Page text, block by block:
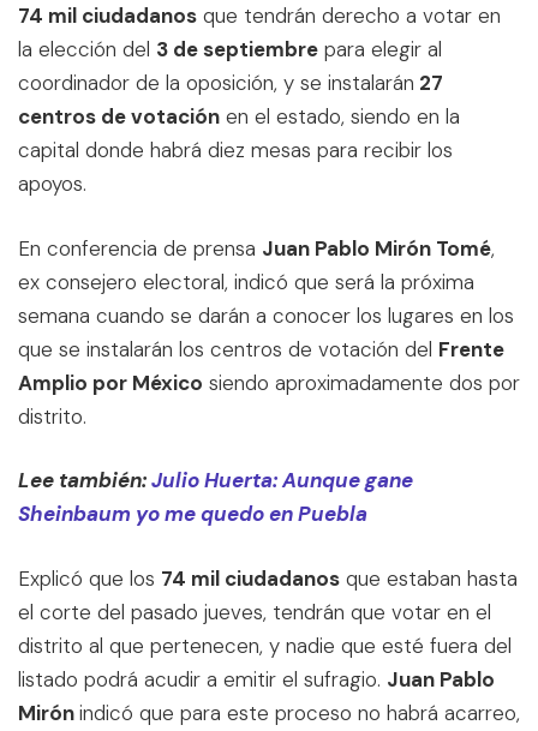
74 mil ciudadanos que tendrán derecho a votar en
la elección del 3 de septiembre para elegir al
coordinador de la oposición, y se instalarán 27
centros de votación en el estado, siendo en la
capital donde habrá diez mesas para recibir los
apoyos.
En conferencia de prensa Juan Pablo Mirón Tomé,
ex consejero electoral, indicó que será la próxima
semana cuando se darán a conocer los lugares en los
que se instalarán los centros de votación del Frente
Amplio por México siendo aproximadamente dos por
distrito.
Lee también:Julio Huerta: Aunque gane
Sheinbaum yo me quedo en Puebla
Explicó que los 74 mil ciudadanos que estaban hasta
el corte del pasado jueves, tendrán que votar en el
distrito al que pertenecen, y nadie que esté fuera del
listado podrá acudir a emitir el sufragio. Juan Pablo
Mirónindicó que para este proceso no habrá acarreo,